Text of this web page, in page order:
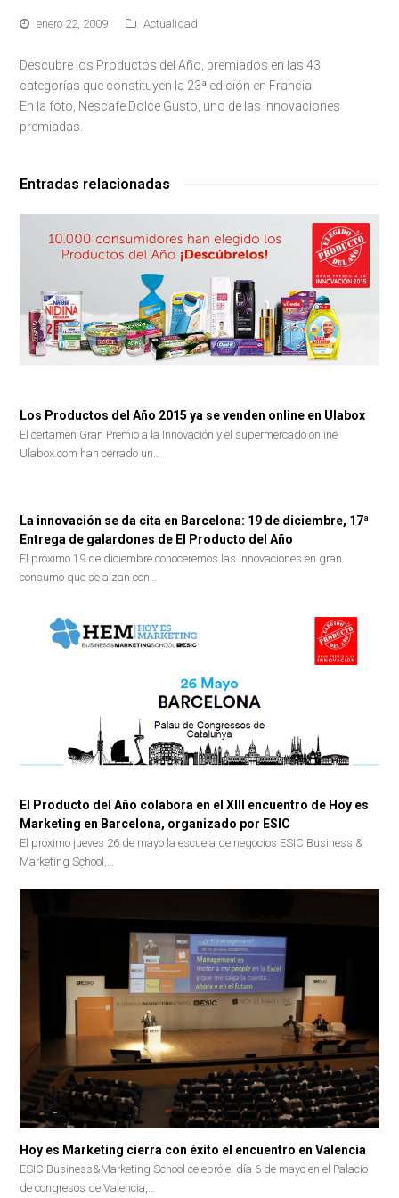
enero 22, 2009 Actualidad
Descubre los Productos del Año, premiados en las 43
categorías que constituyen la 23ª edición en Francia.
En la foto, Nescafe Dolce Gusto, uno de las innovaciones
premiadas.
Entradas relacionadas
Los Productos del Año 2015 ya se venden online en Ulabox
El certamen Gran Premio a la Innovación y el supermercado online
Ulabox.com han cerrado un…
La innovación se da cita en Barcelona: 19 de diciembre, 17ª
Entrega de galardones de El Producto del Año
El próximo 19 de diciembre conoceremos las innovaciones en gran
consumo que se alzan con…
El Producto del Año colabora en el XIII encuentro de Hoy es
Marketing en Barcelona, organizado por ESIC
El próximo jueves 26 de mayo la escuela de negocios ESIC Business &
Marketing School,…
Hoy es Marketing cierra con éxito el encuentro en Valencia
ESIC Business&Marketing School celebró el día 6 de mayo en el Palacio
de congresos de Valencia,…